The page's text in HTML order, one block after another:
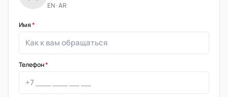
EN · AR
Имя*
Телефон*